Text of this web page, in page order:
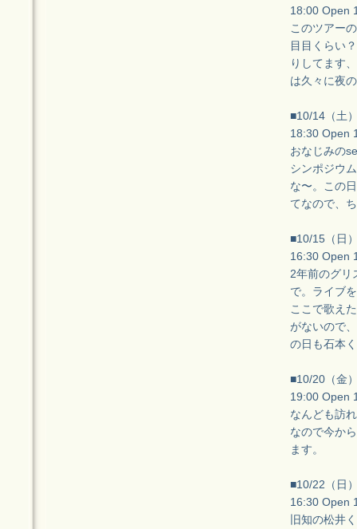
18:00 Open
このツアー
目目くらい
りしてます
は久々に夜
■10/14（土
18:30 Open
おなじみの
シンポジウ
な〜。この
てなので、
■10/15（日
16:30 Open
2年前のグリ
で。ライブ
ここで歌え
がないので
の日も石本
■10/20（金
19:00 Open
なんども訪
なので今か
ます。
■10/22（日
16:30 Open
旧知の松井